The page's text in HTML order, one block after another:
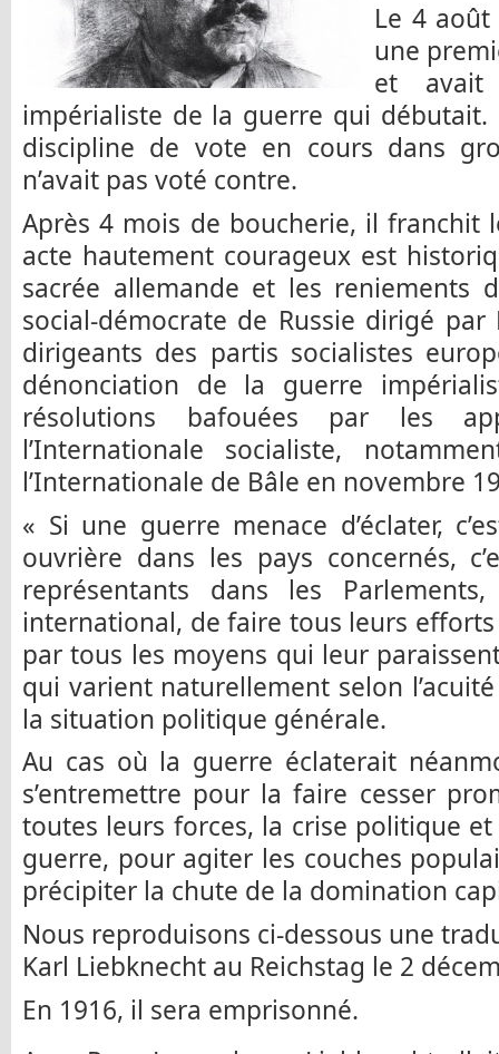
Le 4 août
une
et avait
impérialiste de la guerre qui
discipline de vote en cours dans
n’avait pas voté contre.
Après 4 mois de boucherie, il franchit
acte hautement courageux est
sacrée allemande et les reniements
social-démocrate de Russie dirigé
dirigeants des partis socialistes
dénonciation de la guerre
résolutions bafouées par les
l’Internationale socialiste,
l’Internationale de Bâle en novembre
« Si une guerre menace d’éclater,
ouvrière dans les pays concernés,
représentants dans les
international, de faire tous leurs
par tous les moyens qui leur
qui varient naturellement selon
la situation politique générale.
Au cas où la guerre éclaterait
s’entremettre pour la faire cesser
toutes leurs forces, la crise politique
guerre, pour agiter les couches
précipiter la chute de la domination
Nous reproduisons ci-dessous une
Karl Liebknecht au Reichstag le 2
En 1916, il sera emprisonné.